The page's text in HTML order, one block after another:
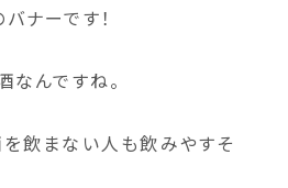
バナーです！
なんですね。
飲まない人も飲みやすそ